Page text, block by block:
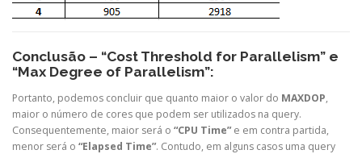
Conclusão – “Cost Threshold for Parallelism” e
“Max Degree of Parallelism”:
Portanto, podemos concluir que quanto maior o valor do MAXDOP,
maior o número de cores que podem ser utilizados na query.
Consequentemente, maior será o “CPU Time”e em contra partida,
menor será o “Elapsed Time”. Contudo, em alguns casos uma query